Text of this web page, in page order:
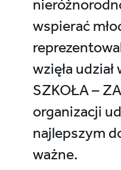
wspierać
wzięła
SZKOŁA –
organizacji
najlepszym
ważne.